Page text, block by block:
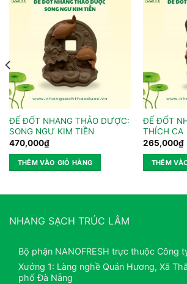
ĐẾ ĐỐT NHANG THẢO DƯỢC:
SONG NGƯ KIM TIỀN
470,000₫
THÊM VÀO GIỎ HÀNG
ĐẾ ĐỐT
THÍCH CA
265,000₫
THÊM
NHANG SẠCH TRÚC LÂM
Bộ phận NANOFRESH trực thuộc Công
Xưởng 1: Làng nghề Quán Hương, Xã
phố Đà Nẵng